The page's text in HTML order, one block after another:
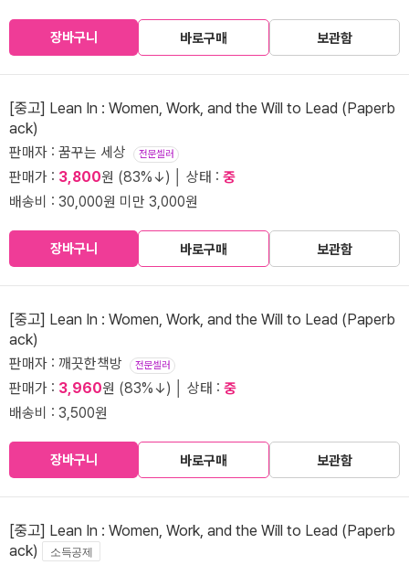
장바구니 바로구매 보관함
[중고] Lean In : Women, Work, and the Will to Lead (Paperb
ack)
판매자 : 꿈꾸는 세상 전문셀러
판매가 : 3,800원 (83%↓) │ 상태 : 중
배송비 : 30,000원 미만 3,000원
장바구니 바로구매 보관함
[중고] Lean In : Women, Work, and the Will to Lead (Paperb
ack)
판매자 : 깨끗한책방 전문셀러
판매가 : 3,960원 (83%↓) │ 상태 : 중
배송비 : 3,500원
장바구니 바로구매 보관함
[중고] Lean In : Women, Work, and the Will to Lead (Paperb
ack)
소득공제